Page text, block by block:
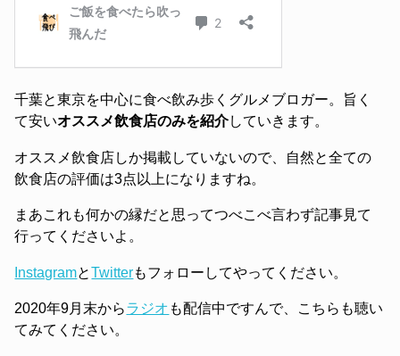
千葉と東京を中心に食べ飲み歩くグルメブロガー。旨く
て安いオススメ飲食店のみを紹介していきます。
オススメ飲食店しか掲載していないので、自然と全ての
飲食店の評価は3点以上になりますね。
まあこれも何かの縁だと思ってつべこべ言わず記事見て
行ってくださいよ。
InstagramとTwitterもフォローしてやってください。
2020年9月末からラジオ も配信中ですんで、こちらも聴い
てみてください。